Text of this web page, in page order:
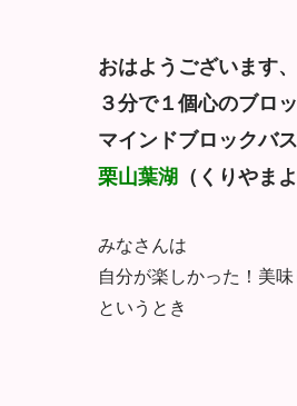
おはようございます、
３分で１個心のブロ
マインドブロックバ
栗山葉湖 （くりやま
みなさんは
自分が楽しかった！美味
というとき